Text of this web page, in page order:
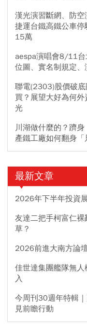
漢光演習斷網、防
捷運台鐵高鐵公車
15萬
aespa演唱會8/11台
位圖、實名制規定
聯電(2303)股價破
買？展望大好為何
光
川湖做什麼的？躋
產鐵工廠如何翻身「
最新文章
2026年下半年投資
友達二把手柯富仁
草？
2026前進大南方論
佳世達集團艦隊無
入
今周刊30週年特輯
見前瞻行動